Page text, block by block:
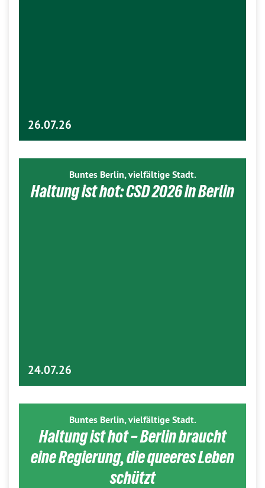
26.07.26
Buntes Berlin, vielfältige Stadt.
Haltung ist hot: CSD 2026 in Berlin
24.07.26
Buntes Berlin, vielfältige Stadt.
Haltung ist hot – Berlin braucht
eine Regierung, die queeres Leben
schützt